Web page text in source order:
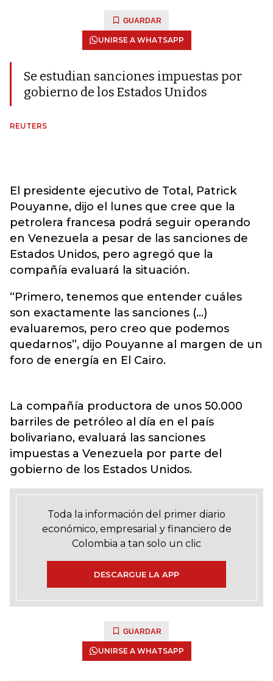
GUARDAR
UNIRSE A WHATSAPP
Se estudian sanciones impuestas por
gobierno de los Estados Unidos
REUTERS
El presidente ejecutivo de Total, Patrick
Pouyanne, dijo el lunes que cree que la
petrolera francesa podrá seguir operando
en Venezuela a pesar de las sanciones de
Estados Unidos, pero agregó que la
compañía evaluará la situación.
“Primero, tenemos que entender cuáles
son exactamente las sanciones (...)
evaluaremos, pero creo que podemos
quedarnos”, dijo Pouyanne al margen de un
foro de energía en El Cairo.
La compañía productora de unos 50.000
barriles de petróleo al día en el país
bolivariano, evaluará las sanciones
impuestas a Venezuela por parte del
gobierno de los Estados Unidos.
Toda la información del primer diario
económico, empresarial y financiero de
Colombia a tan solo un clic
DESCARGUE LA APP
GUARDAR
UNIRSE A WHATSAPP